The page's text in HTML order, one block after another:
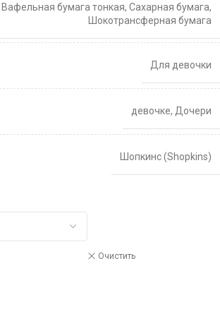
Вафельная бумага тонкая, Сахарная бумага,
Шокотрансферная бумага
Для девочки
девочке, Дочери
Шопкинс (Shopkins)
Очистить